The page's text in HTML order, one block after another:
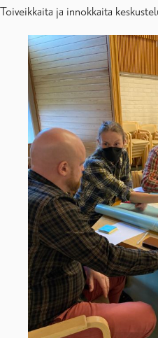
Toiveikkaita ja innokkaita